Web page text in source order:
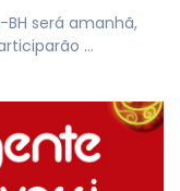
será amanhã,
…